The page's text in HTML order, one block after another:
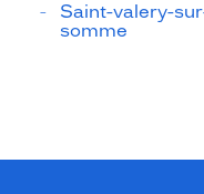
Saint-valery-
somme